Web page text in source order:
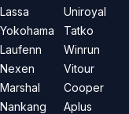
Lassa
Yokohama
Laufenn
Nexen
Marshal
Nankang
Uniroyal
Tatko
Winrun
Vitour
Cooper
Aplus